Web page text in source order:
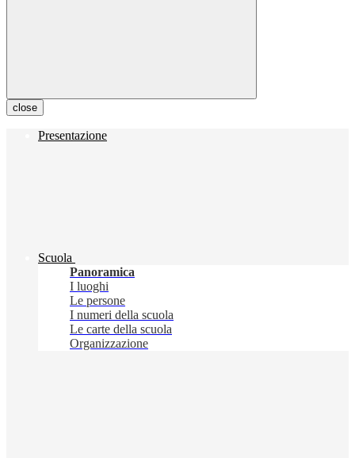
close
Presentazione
Scuola
Panoramica
I luoghi
Le persone
I numeri della scuola
Le carte della scuola
Organizzazione